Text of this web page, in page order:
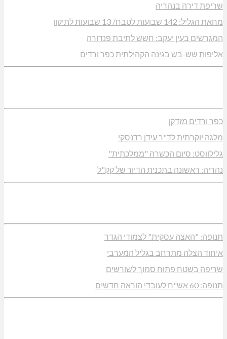
שריפת דירה בנהריה
מחאת הגליל: 142 שבועות לטבח/ 13 שבועות לתיקון
המגרשים בעין יעקב: חשש לתיבת פנדורה
אליפות שש-בש בגינה הקהילתית כפר ורדים
כפר ורדים מזדקן
מלגה יוקרתית לד"ר עידן רדנסקי
גלילווסט: סיום הכשרה "ממלכתית"
נהריה: ראשונה בתכנית הדיור של קק"ל
תנופה: "האצה עסקית" לצמודי הגדר
איחוד הצלה מתרחב בגליל המערבי
שריפה בשטח פתוח סמוך לשורשים
תנופה: 60 אש"ח לעובדי הוראה חדשים